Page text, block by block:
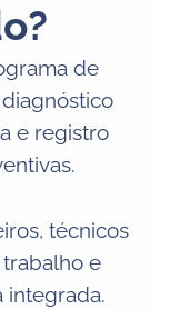
de
e registro
técnicos
e
integrada.